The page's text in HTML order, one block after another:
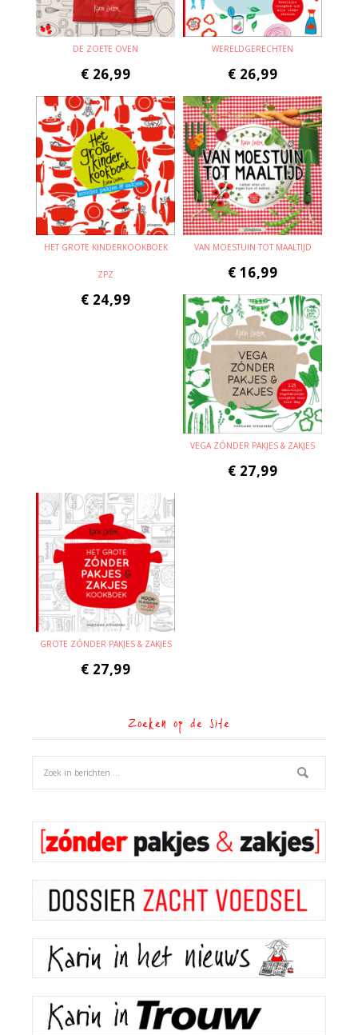
DE ZOETE OVEN
€ 26,99
WERELDGERECHTEN
€ 26,99
HET GROTE KINDERKOOKBOEK
ZPZ
€ 24,99
VAN MOESTUIN TOT MAALTIJD
€ 16,99
VEGA ZÓNDER PAKJES & ZAKJES
€ 27,99
GROTE ZÓNDER PAKJES & ZAKJES
€ 27,99
Zoeken op de site